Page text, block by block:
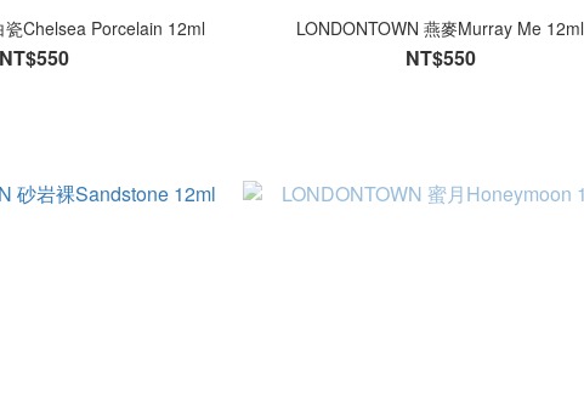
瓷Chelsea Porcelain 12ml
NT$550
LONDONTOWN 燕麥Murray Me 12ml
NT$550